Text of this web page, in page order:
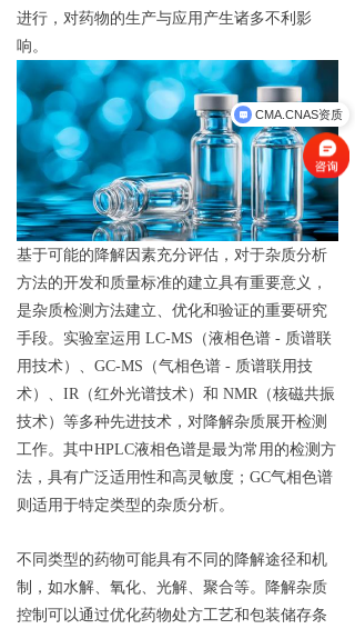
进行，对药物的生产与应用产生诸多不利影
响。
基于可能的降解因素充分评估，对于杂质分析
方法的开发和质量标准的建立具有重要意义，
是杂质检测方法建立、优化和验证的重要研究
手段。实验室运用 LC-MS（液相色谱 - 质谱联
用技术）、GC-MS（气相色谱 - 质谱联用技
术）、IR（红外光谱技术）和 NMR（核磁共振
技术）等多种先进技术，对降解杂质展开检测
工作。 其中HPLC液相色谱是最为常用的检测 方
法， 具有广泛适用性和高灵敏度；GC气相色谱
则适用于特定类型的杂质分析。
不同类型的药物可能具有不同的降解途径和机
制，如水解、氧化、光解、聚合等。降解杂质
控制 可以通过优化药物处方工艺和包装储存条
CMA.CNAS资质